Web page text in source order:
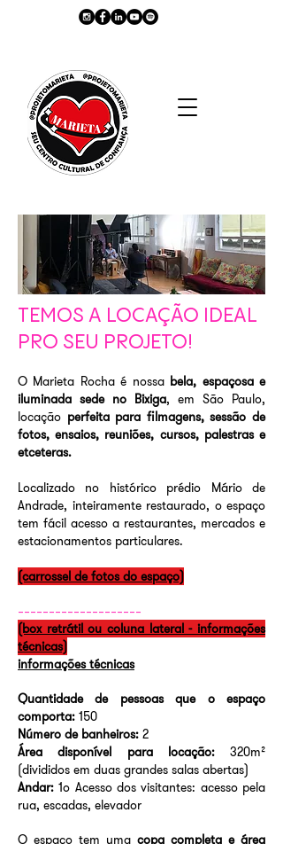
TEMOS A LOCAÇÃO IDEAL
PRO SEU PROJETO!
O Marieta Rocha é nossa bela, espaçosa e
iluminada sede no Bixiga, em São Paulo,
locação perfeita para filmagens, sessão de
fotos, ensaios, reuniões, cursos, palestras e
etceteras.
Localizado no histórico prédio Mário de
Andrade, inteiramente restaurado, o espaço
tem fácil acesso a restaurantes, mercados e
estacionamentos particulares.
(carrossel de fotos do espaço)
--------------------
(box retrátil ou coluna lateral - informações
técnicas)
informações técnicas
Quantidade de pessoas que o espaço
comporta: 150
Número de banheiros: 2
Área disponível para locação: 320m²
(divididos em duas grandes salas abertas)
Andar: 1º Acesso dos visitantes: acesso pela
rua, escadas, elevador
O espaço tem uma copa completa e área